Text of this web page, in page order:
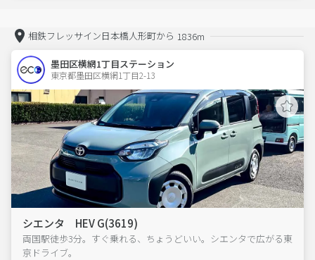
相鉄フレッサイン日本橋人形町から 1836m
墨田区横網1丁目ステーション
東京都墨田区横網1丁目2-13
シエンタ HEV G(3619)
両国駅徒歩3分。すぐ乗れる、ちょうどいい。シエンタで広がる東
京ドライブ。